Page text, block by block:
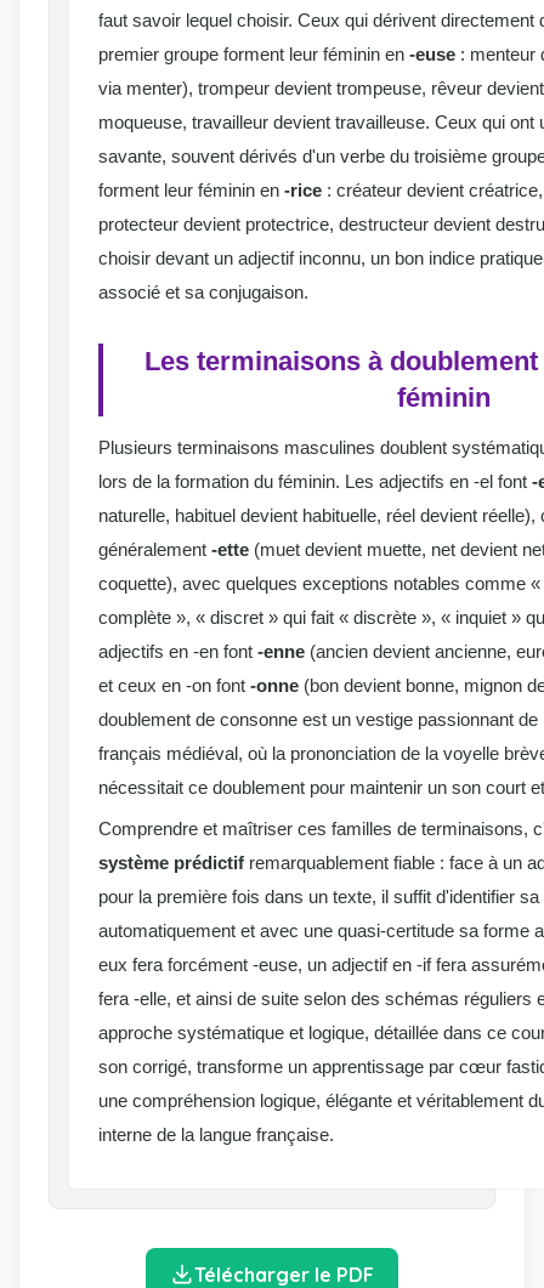
faut savoir lequel choisir. Ceux qui dérivent directement
premier groupe forment leur féminin en -euse : menteur
via menter), trompeur devient trompeuse, rêveur
moqueuse, travailleur devient travailleuse. Ceux qui ont
savante, souvent dérivés d'un verbe du troisième
forment leur féminin en -rice : créateur devient
protecteur devient protectrice, destructeur devient
choisir devant un adjectif inconnu, un bon indice
associé et sa conjugaison.
Les terminaisons à
féminin
Plusieurs terminaisons masculines doublent
lors de la formation du féminin. Les adjectifs en -el font -
naturelle, habituel devient habituelle, réel devient réelle),
généralement -ette (muet devient muette, net devient
coquette), avec quelques exceptions notables comme
complète », « discret » qui fait « discrète », « inquiet »
adjectifs en -en font -enne (ancien devient ancienne,
et ceux en -on font -onne (bon devient bonne, mignon
doublement de consonne est un vestige passionnant de
français médiéval, où la prononciation de la voyelle
nécessitait ce doublement pour maintenir un son court
Comprendre et maîtriser ces familles de terminaisons,
système prédictif remarquablement fiable : face à un
pour la première fois dans un texte, il suffit d'identifier
automatiquement et avec une quasi-certitude sa forme
eux fera forcément -euse, un adjectif en -if fera
fera -elle, et ainsi de suite selon des schémas réguliers
approche systématique et logique, détaillée dans ce
son corrigé, transforme un apprentissage par cœur
une compréhension logique, élégante et véritablement
interne de la langue française.
Télécharger le PDF